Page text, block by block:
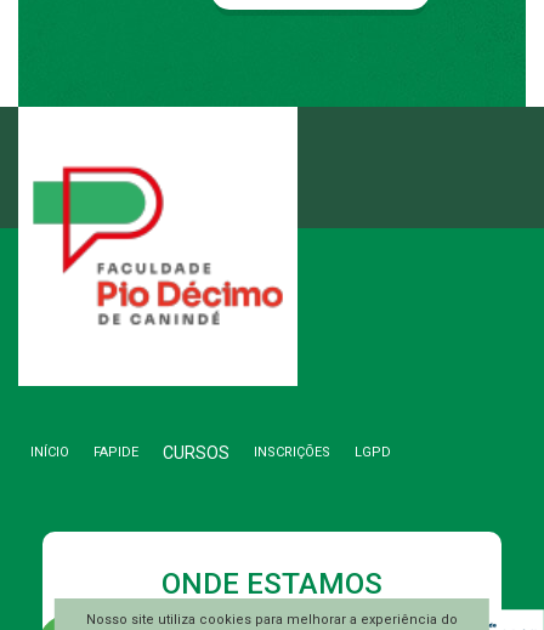
3346.1892
INÍCIO FAPIDE CURSOS INSCRIÇÕES LGPD
ONDE ESTAMOS
Rua A, S/N, Lote 01, Quadra F-26A
Nosso site utiliza cookies para melhorar a experiência do